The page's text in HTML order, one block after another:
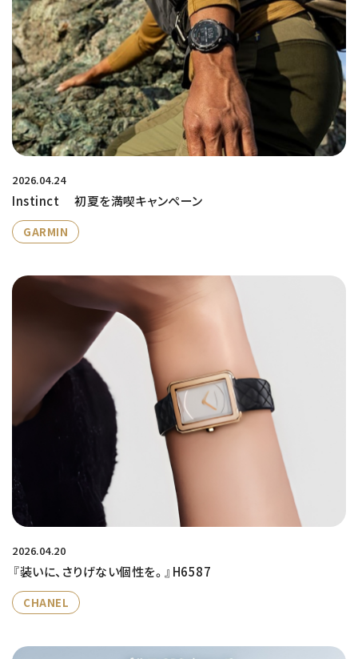
2026.04.24
Instinct 初夏を満喫キャンペーン
GARMIN
2026.04.20
『装いに、さりげない個性を。』H6587
CHANEL